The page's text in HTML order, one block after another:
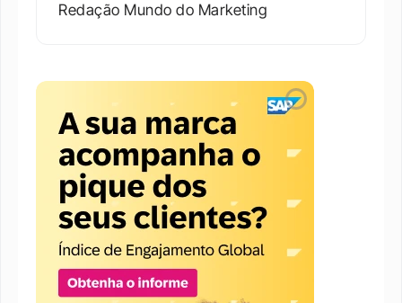
Redação Mundo do Marketing